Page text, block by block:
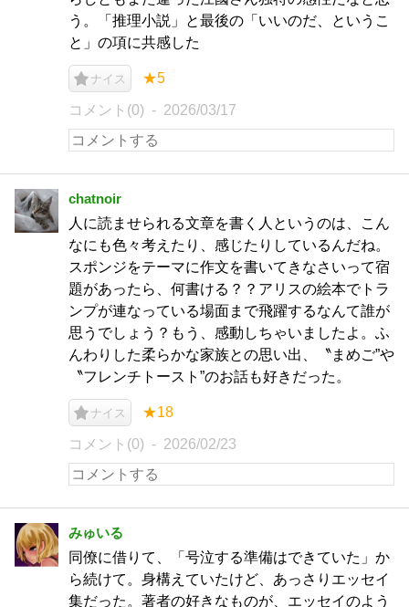
う。「推理小説」と最後の「いいのだ、というこ
と」の項に共感した
ナイス ★5
コメント(0) 2026/03/17
chatnoir
人に読ませられる文章を書く人というのは、こん
なにも色々考えたり、感じたりしているんだね。
スポンジをテーマに作文を書いてきなさいって宿
題があったら、何書ける？？アリスの絵本でトラ
ンプが連なっている場面まで飛躍するなんて誰が
思うでしょう？もう、感動しちゃいましたよ。ふ
んわりした柔らかな家族との思い出、〝まめご”や
〝フレンチトースト”のお話も好きだった。
ナイス ★18
コメント(0) 2026/02/23
みゅいる
同僚に借りて、「号泣する準備はできていた」か
ら続けて。身構えていたけど、あっさりエッセイ
集だった。著者の好きなものが、エッセイのよう